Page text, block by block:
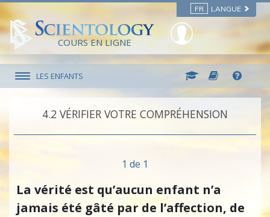
FR LANGUE
COURS EN LIGNE
LES ENFANTS
4.‎2 VÉRIFIER VOTRE COMPRÉHENSION
1 de 1
La vérité est qu’aucun enfant n’a
jamais été gâté par de l’affection, de